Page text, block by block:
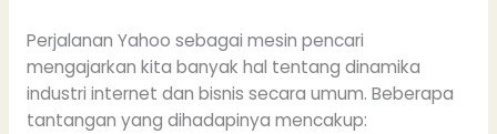
Perjalanan Yahoo sebagai mesin pencari
mengajarkan kita banyak hal tentang dinamika
industri internet dan bisnis secara umum. Beberapa
tantangan yang dihadapinya mencakup: